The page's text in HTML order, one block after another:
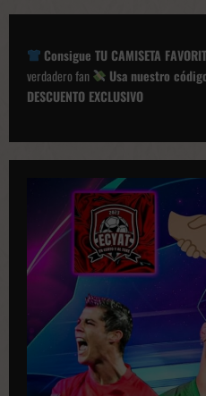
c
i
ó
n
e
b
l
c
a
c
Consigue TU CAMISETA
verdadero fan
Usa nuestro
DESCUENTO EXCLUSIVO